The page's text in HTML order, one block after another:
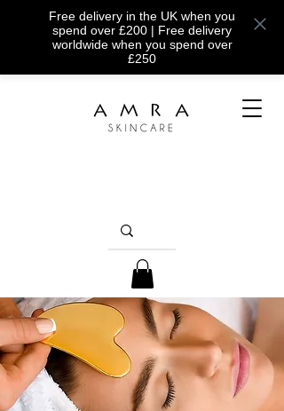
Free delivery in the UK when you
spend over £200 | Free delivery
worldwide when you spend over
£250